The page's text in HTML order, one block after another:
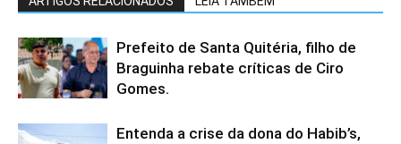
Prefeito de Santa Quitéria, filho de
Braguinha rebate críticas de Ciro
Gomes.
Entenda a crise da dona do Habib’s,